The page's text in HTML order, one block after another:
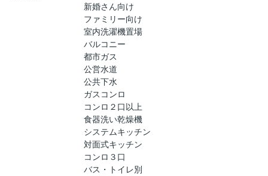
新婚さん向け
ファミリー向け
室内洗濯機置場
バルコニー
都市ガス
公営水道
公共下水
ガスコンロ
コンロ２口以上
食器洗い乾燥機
システムキッチン
対面式キッチン
コンロ３口
バス・トイレ別